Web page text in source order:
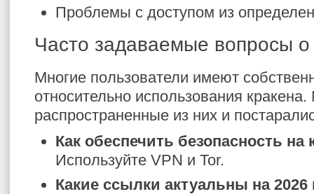
Проблемы с доступом из
Часто задаваемые вопросы о
Многие пользователи имеют
относительно использования
распространенные из них и
Как обеспечить безопасность на
Используйте VPN и Tor.
Какие ссылки актуальны на 2026